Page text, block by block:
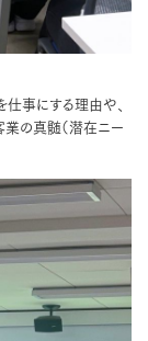
仕事にする理由や、
の真髄（潜在ニー